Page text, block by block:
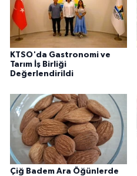
KTSO'da Gastronomi ve
Tarım İş Birliği
Değerlendirildi
Çiğ Badem Ara Öğünlerde